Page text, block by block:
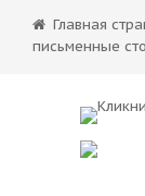
Главная
письменные